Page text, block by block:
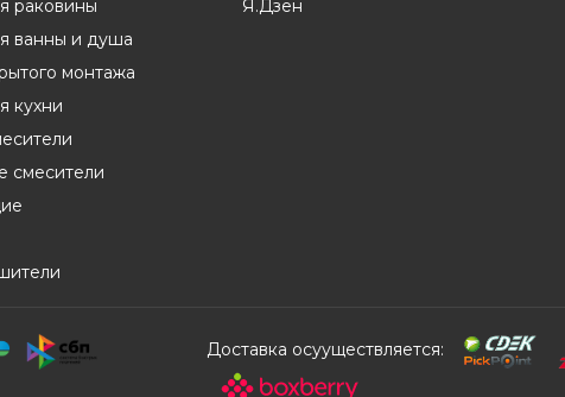
раковины
ванны и душа
монтажа
кухни
смесители
Я.Дзен
Доставка осууществляется: